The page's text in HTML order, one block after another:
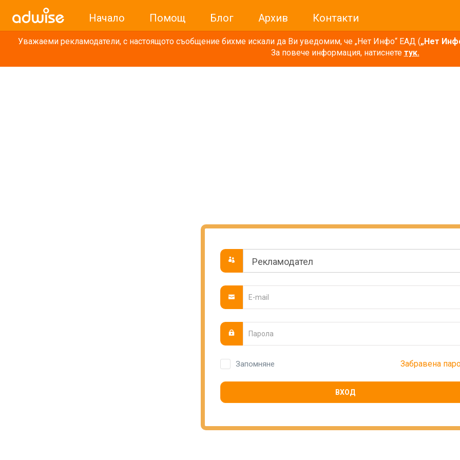
Начало Помощ Блог Архив Контакти
Уважаеми рекламодатели, с настоящото съобщение бихме искали да Ви уведомим, че „Нет Инфо“ ЕАД („Нет
За повече информация, натиснете тук.
Запомняне Забравена
ВХОД